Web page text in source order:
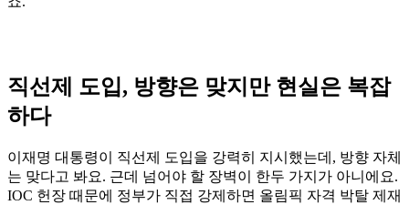
직선제 도입, 방향은 맞지만 현실은 복잡
하다
이재명 대통령이 직선제 도입을 강력히 지시했는데, 방향 자체
는 맞다고 봐요. 근데 넘어야 할 장벽이 한두 가지가 아니에요.
IOC 헌장 때문에 정부가 직접 강제하면 올림픽 자격 박탈 제재